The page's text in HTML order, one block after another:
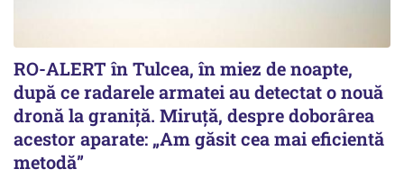
RO-ALERT în Tulcea, în miez de noapte,
după ce radarele armatei au detectat o nouă
dronă la graniță. Miruță, despre doborârea
acestor aparate: „Am găsit cea mai eficientă
metodă”